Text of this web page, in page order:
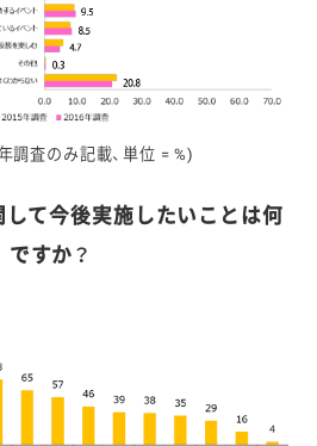
調査のみ記載、単位 = %)
て今後実施したいことは何
ですか？